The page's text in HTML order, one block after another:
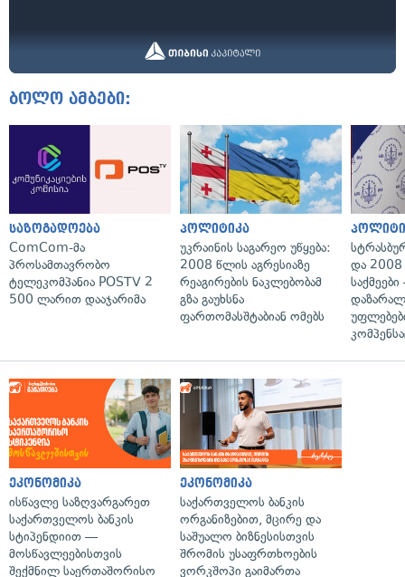
ბოლო ამბები:
საზოგადოება
ComCom-მა
პროსამთავრობო
ტელეკომპანია POSTV 2
500 ლარით დააჯარიმა
პოლიტიკა
უკრაინის საგარეო უწყება:
2008 წლის აგრესიაზე
რეაგირების ნაკლებობამ
გზა გაუხსნა
ფართომასშტაბიან ომებს
და 2008
ეკონომიკა
ისწავლე საზღვარგარეთ
საქართველოს ბანკის
სტიპენდიით —
მოსწავლეებისთვის
შექმნილ საერთაშორისო
ეკონომიკა
საქართველოს ბანკის
ორგანიზებით, მცირე და
საშუალო ბიზნესისთვის
შრომის უსაფრთხოების
ვორკშოპი გაიმართა